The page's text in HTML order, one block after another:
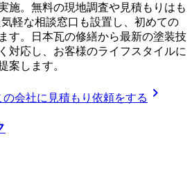
施。無料の現地調査や見積もりはも
軽な相談窓口も設置し、初めての
す。日本瓦の修繕から最新の塗装技
対応し、お客様のライフスタイルに
案します。
の会社に見積もり依頼をする chevron_right